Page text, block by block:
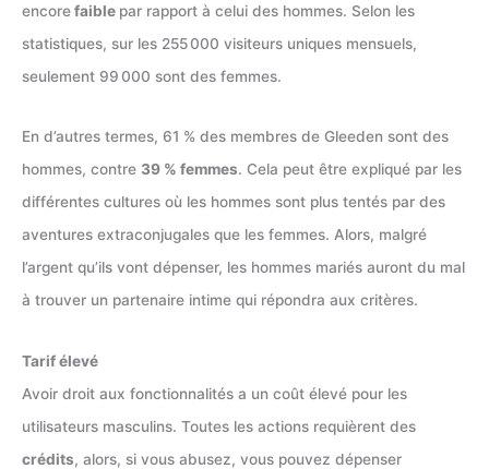
encorefaible par rapport à celui des hommes. Selon les
statistiques, sur les 255 000 visiteurs uniques mensuels,
seulement 99 000 sont des femmes.
En d’autres termes, 61 % des membres de Gleeden sont des
hommes, contre 39 % femmes. Cela peut être expliqué par les
différentes cultures où les hommes sont plus tentés par des
aventures extraconjugales que les femmes. Alors, malgré
l’argent qu’ils vont dépenser, les hommes mariés auront du mal
à trouver un partenaire intime qui répondra aux critères.
Tarif élevé
Avoir droit aux fonctionnalités a un coût élevé pour les
utilisateurs masculins. Toutes les actions requièrent des
crédits, alors, si vous abusez, vous pouvez dépenser